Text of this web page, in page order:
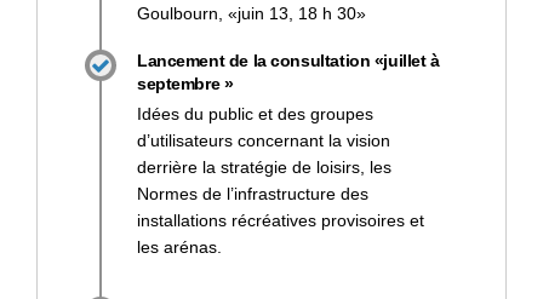
Goulbourn, «juin 13, 18 h 30»
Lancement de la consultation «juillet à
septembre »
Idées du public et des groupes
d’utilisateurs concernant la vision
derrière la stratégie de loisirs, les
Normes de l’infrastructure des
installations récréatives provisoires et
les arénas.